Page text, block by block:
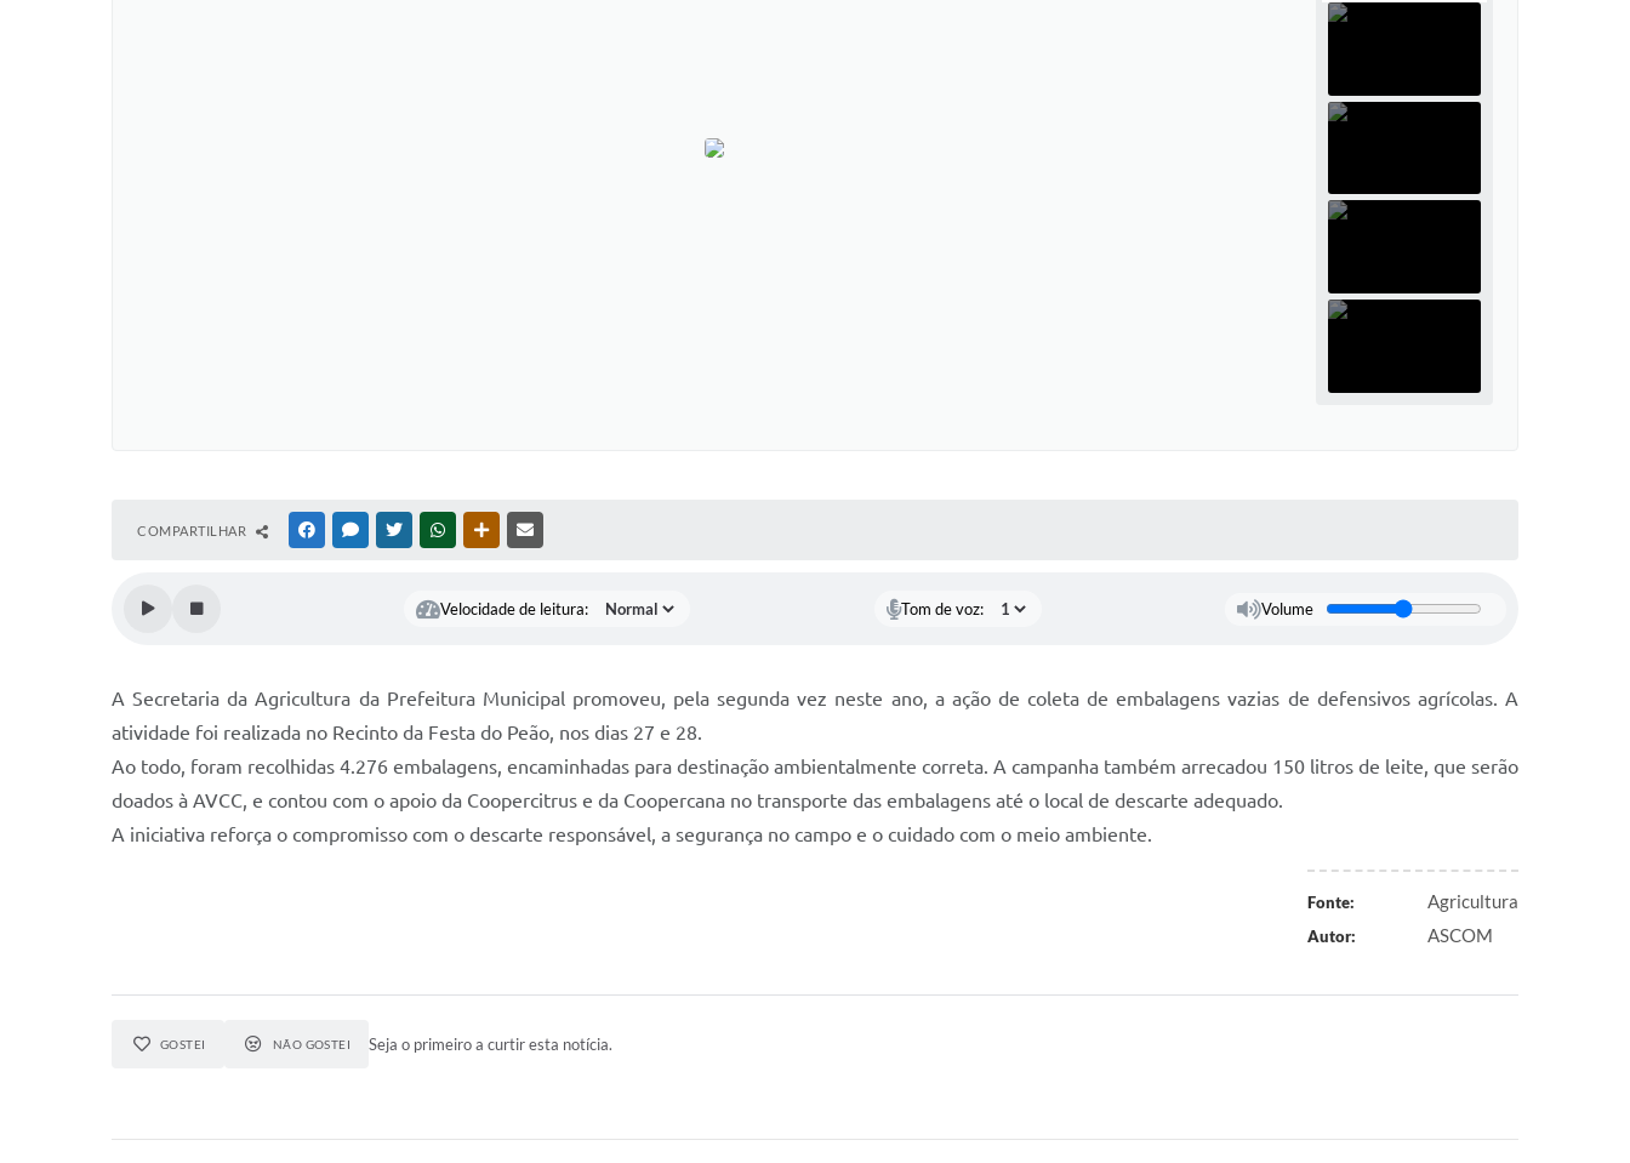
COMPARTILHAR FACEBOOKMESSENGER
TWITTERWHATSAPPOUTRAS MÍDIAS
Velocidade de leitura: Tom de voz: Volume
A Secretaria da Agricultura da Prefeitura Municipal promoveu, pela segunda vez neste ano, a ação de coleta de embalagens vazias de defensivos agrícolas. A
atividade foi realizada no Recinto da Festa do Peão, nos dias 27 e 28.
Ao todo, foram recolhidas 4.276 embalagens, encaminhadas para destinação ambientalmente correta. A campanha também arrecadou 150 litros de leite, que serão
doados à AVCC, e contou com o apoio da Coopercitrus e da Coopercana no transporte das embalagens até o local de descarte adequado.
A iniciativa reforça o compromisso com o descarte responsável, a segurança no campo e o cuidado com o meio ambiente.
Fonte: Agricultura
Autor: ASCOM
GOSTEI NÃO GOSTEI Seja o primeiro a curtir esta notícia.